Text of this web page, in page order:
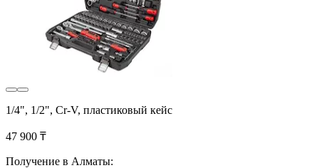
1/4", 1/2", Cr-V, пластиковый кейс
47 900 ₸
Получение в Алматы: